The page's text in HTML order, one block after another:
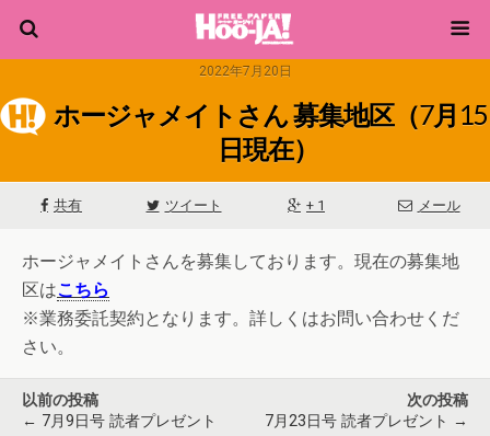
2022年7月20日
ホージャメイトさん 募集地区（7月15
日現在）
共有 ツイート + 1 メール
ホージャメイトさんを募集しております。現在の募集地
区はこちら
※業務委託契約となります。詳しくはお問い合わせくだ
さい。
以前の投稿
← 7月9日号 読者プレゼント
次の投稿
7月23日号 読者プレゼント →